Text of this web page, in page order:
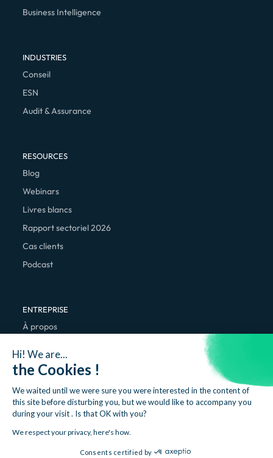
Hi! We are...
the Cookies !
We waited until we were sure you were interested in the content of
this site before disturbing you, but we would like to accompany you
during your visit . Is that OK with you?
We respect your privacy, here's how.
Consents certified by
Business Intelligence
INDUSTRIES
Conseil
ESN
Audit & Assurance
RESOURCES
Blog
Webinars
Livres blancs
Rapport sectoriel 2026
Cas clients
Podcast
ENTREPRISE
À propos
Contact
Mentions légalesPolitique de confidentialité